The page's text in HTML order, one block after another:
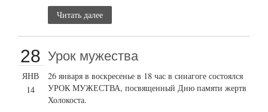
Читать далее
28
ЯНВ
14
Урок мужества
26 января в воскресенье в 18 час в синагоге состоялся
УРОК МУЖЕСТВА, посвященный Дню памяти жертв
Холокоста.